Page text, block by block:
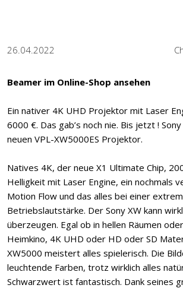
26.04.2022
Beamer im Online-Shop ansehen
Ein nativer 4K UHD Projektor mit Laser
6000 €. Das gab’s noch nie. Bis jetzt !
neuen VPL-XW5000ES Projektor.
Natives 4K, der neue X1 Ultimate Chip,
Helligkeit mit Laser Engine, ein nochmals
Motion Flow und das alles bei einer
Betriebslautstärke. Der Sony XW kann
überzeugen. Egal ob in hellen Räumen
Heimkino, 4K UHD oder HD oder SD
XW5000 meistert alles spielerisch. Die
leuchtende Farben, trotz wirklich alles
Schwarzwert ist fantastisch. Dank seines